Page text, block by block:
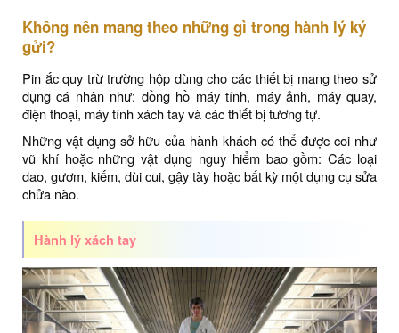
Không nên mang theo những gì trong hành lý ký
gửi?
Pin ắc quy trừ trường hộp dùng cho các thiết bị mang theo sử
dụng cá nhân như: đồng hồ máy tính, máy ảnh, máy quay,
điện thoại, máy tính xách tay và các thiết bị tương tự.
Những vật dụng sở hữu của hành khách có thể được coi như
vũ khí hoặc những vật dụng nguy hiểm bao gồm: Các loại
dao, gươm, kiếm, dùi cui, gậy tày hoặc bất kỳ một dụng cụ sửa
chửa nào.
Hành lý xách tay